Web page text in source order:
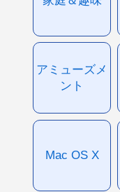
アミューズメ
ント
Mac OS X